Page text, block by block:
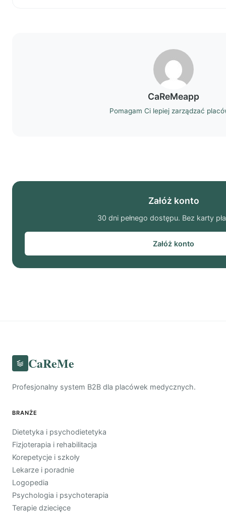
CaReMeapp
Pomagam Ci lepiej zarządzać
Załóż konto
30 dni pełnego dostępu. Bez karty
Załóż konto
CaReMe
Profesjonalny system B2B dla placówek medycznych.
BRANŻE
Dietetyka i psychodietetyka
Fizjoterapia i rehabilitacja
Korepetycje i szkoły
Lekarze i poradnie
Logopedia
Psychologia i psychoterapia
Terapie dziecięce